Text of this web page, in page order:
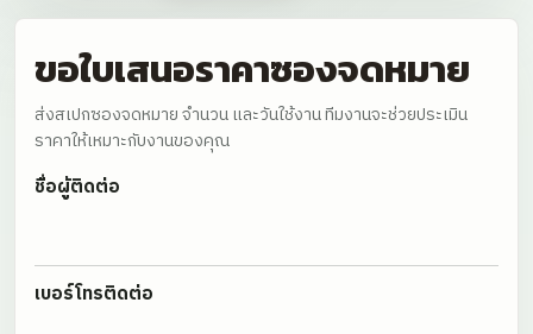
ขอใบเสนอราคาซองจดหมาย
ส่งสเปกซองจดหมาย จำนวน และวันใช้งาน ทีมงานจะช่วยประเมิน
ราคาให้เหมาะกับงานของคุณ
ชื่อผู้ติดต่อ
เบอร์โทรติดต่อ